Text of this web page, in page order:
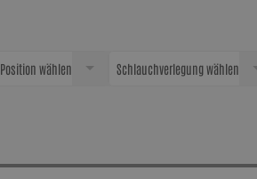
Position wählen Schlauchverlegung wählen